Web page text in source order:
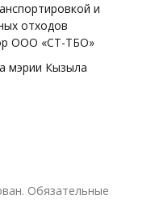
и
отходов
ООО «СТ-ТБО»
мэрии Кызыла
Обязательные